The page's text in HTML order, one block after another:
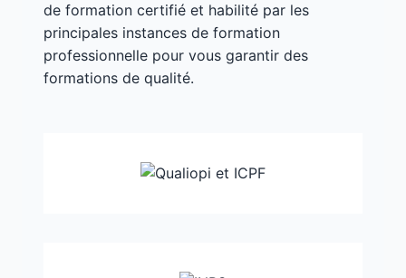
de formation certifié et habilité par les
principales instances de formation
professionnelle pour vous garantir des
formations de qualité.